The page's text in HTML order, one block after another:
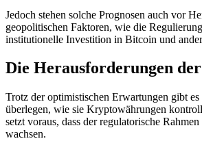
Jedoch stehen solche Prognosen auch vor
geopolitischen Faktoren, wie die
institutionelle Investition in Bitcoin und
Die Herausforderungen
Trotz der optimistischen Erwartungen gibt
überlegen, wie sie Kryptowährungen
setzt voraus, dass der regulatorische
wachsen.